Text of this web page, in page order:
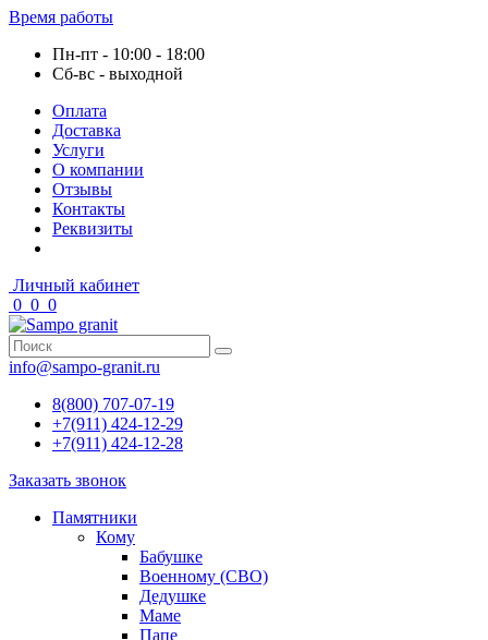
Время работы
Пн-пт - 10:00 - 18:00
Сб-вс - выходной
Оплата
Доставка
Услуги
О компании
Отзывы
Контакты
Реквизиты
Личный кабинет
0 0 0
info@sampo-granit.ru
8(800) 707-07-19
+7(911) 424-12-29
+7(911) 424-12-28
Заказать звонок
Памятники
Кому
Бабушке
Военному (СВО)
Дедушке
Маме
Папе